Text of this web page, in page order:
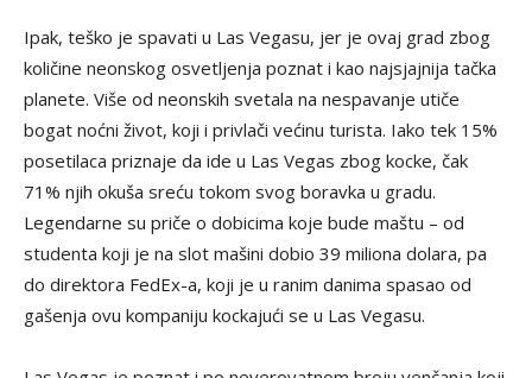
Ipak, teško je spavati u Las Vegasu, jer je ovaj grad zbog
količine neonskog osvetljenja poznat i kao najsjajnija tačka
planete. Više od neonskih svetala na nespavanje utiče
bogat noćni život, koji i privlači većinu turista. Iako tek 15%
posetilaca priznaje da ide u Las Vegas zbog kocke, čak
71% njih okuša sreću tokom svog boravka u gradu.
Legendarne su priče o dobicima koje bude maštu – od
studenta koji je na slot mašini dobio 39 miliona dolara, pa
do direktora FedEx-a, koji je u ranim danima spasao od
gašenja ovu kompaniju kockajući se u Las Vegasu.